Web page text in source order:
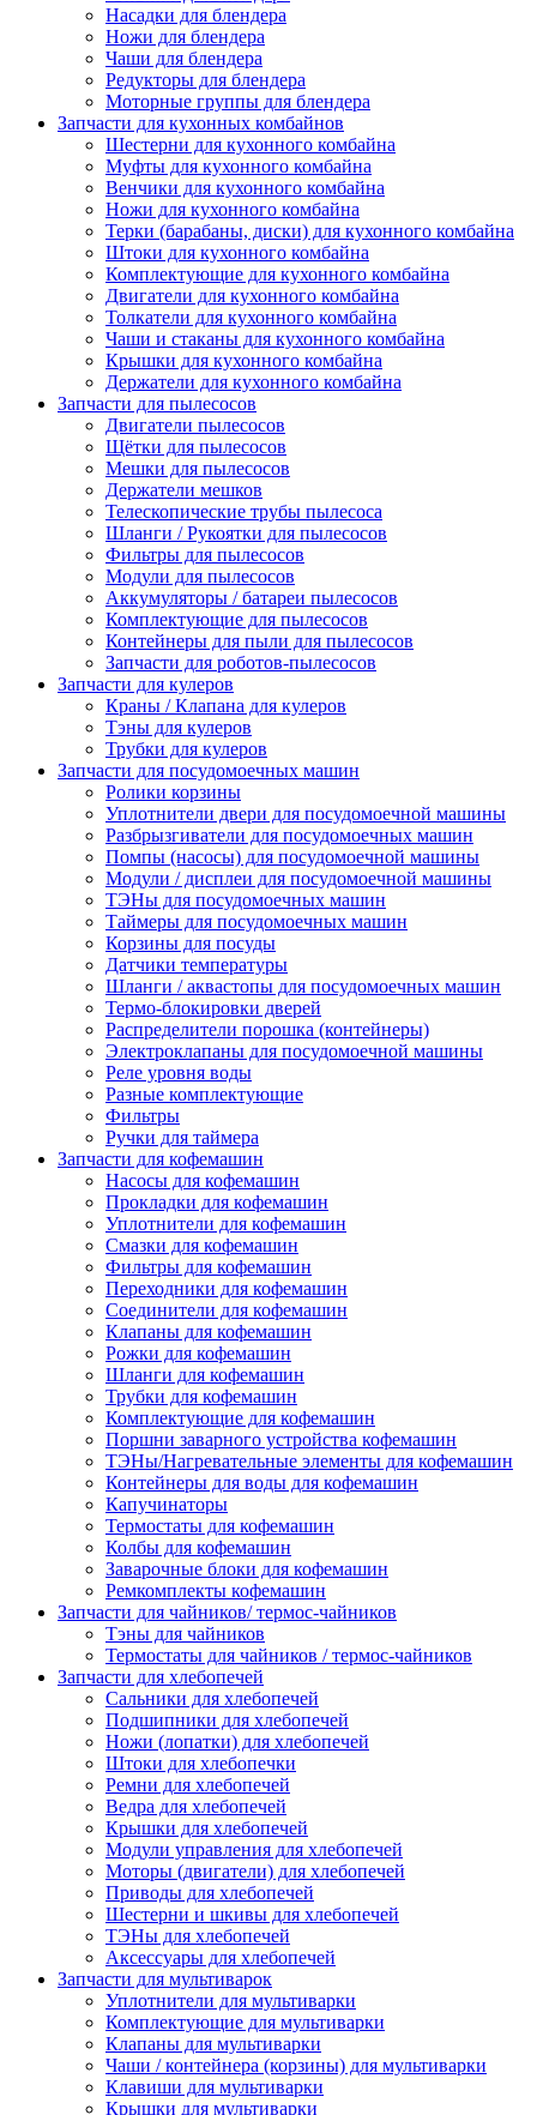
Насадки для блендера
Ножи для блендера
Чаши для блендера
Редукторы для блендера
Моторные группы для блендера
Запчасти для кухонных комбайнов
Шестерни для кухонного комбайна
Муфты для кухонного комбайна
Венчики для кухонного комбайна
Ножи для кухонного комбайна
Терки (барабаны, диски) для кухонного комбайна
Штоки для кухонного комбайна
Комплектующие для кухонного комбайна
Двигатели для кухонного комбайна
Толкатели для кухонного комбайна
Чаши и стаканы для кухонного комбайна
Крышки для кухонного комбайна
Держатели для кухонного комбайна
Запчасти для пылесосов
Двигатели пылесосов
Щётки для пылесосов
Мешки для пылесосов
Держатели мешков
Телескопические трубы пылесоса
Шланги / Рукоятки для пылесосов
Фильтры для пылесосов
Модули для пылесосов
Аккумуляторы / батареи пылесосов
Комплектующие для пылесосов
Контейнеры для пыли для пылесосов
Запчасти для роботов-пылесосов
Запчасти для кулеров
Краны / Клапана для кулеров
Тэны для кулеров
Трубки для кулеров
Запчасти для посудомоечных машин
Ролики корзины
Уплотнители двери для посудомоечной машины
Разбрызгиватели для посудомоечных машин
Помпы (насосы) для посудомоечной машины
Модули / дисплеи для посудомоечной машины
ТЭНы для посудомоечных машин
Таймеры для посудомоечных машин
Корзины для посуды
Датчики температуры
Шланги / аквастопы для посудомоечных машин
Термо-блокировки дверей
Распределители порошка (контейнеры)
Электроклапаны для посудомоечной машины
Реле уровня воды
Разные комплектующие
Фильтры
Ручки для таймера
Запчасти для кофемашин
Насосы для кофемашин
Прокладки для кофемашин
Уплотнители для кофемашин
Смазки для кофемашин
Фильтры для кофемашин
Переходники для кофемашин
Соединители для кофемашин
Клапаны для кофемашин
Рожки для кофемашин
Шланги для кофемашин
Трубки для кофемашин
Комплектующие для кофемашин
Поршни заварного устройства кофемашин
ТЭНы/Нагревательные элементы для кофемашин
Контейнеры для воды для кофемашин
Капучинаторы
Термостаты для кофемашин
Колбы для кофемашин
Заварочные блоки для кофемашин
Ремкомплекты кофемашин
Запчасти для чайников/ термос-чайников
Тэны для чайников
Термостаты для чайников / термос-чайников
Запчасти для хлебопечей
Сальники для хлебопечей
Подшипники для хлебопечей
Ножи (лопатки) для хлебопечей
Штоки для хлебопечки
Ремни для хлебопечей
Ведра для хлебопечей
Крышки для хлебопечей
Модули управления для хлебопечей
Моторы (двигатели) для хлебопечей
Приводы для хлебопечей
Шестерни и шкивы для хлебопечей
ТЭНы для хлебопечей
Аксессуары для хлебопечей
Запчасти для мультиварок
Уплотнители для мультиварки
Комплектующие для мультиварки
Клапаны для мультиварки
Чаши / контейнера (корзины) для мультиварки
Клавиши для мультиварки
Крышки для мультиварки